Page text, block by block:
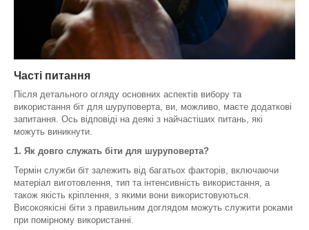
Часті питання
Після детального огляду основних аспектів вибору та
використання біт для шуруповерта, ви, можливо, маєте додаткові
запитання. Ось відповіді на деякі з найчастіших питань, які
можуть виникнути.
1. Як довго служать біти для шуруповерта?
Термін служби біт залежить від багатьох факторів, включаючи
матеріал виготовлення, тип та інтенсивність використання, а
також якість кріплення, з якими вони використовуються.
Високоякісні біти з правильним доглядом можуть служити роками
при помірному використанні.